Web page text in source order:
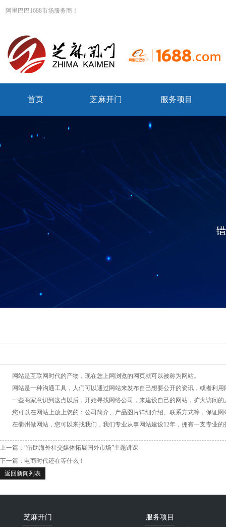
阿里巴巴1688市场服务商！
首页 芝麻开门 服务项目
网站是互联网时代的产物，现在您上网浏览的网页就可以被称为网站。
网站是一种沟通工具，人们可以通过网站来发布自己想要公开的资讯，或者利用
一些商家意识到这点以后，开始寻找网络公司，来建设自己的网站，扩大访问的
您可以在网站上放上您的：公司简介、产品图片详细介绍、联系方式等，保证网
在衢州做网站，您可以来找我们，我们专业从事网站建设12年，拥有一支专业的
上一篇： “借助海外社交媒体拓展国外市场”主题讲课
下一篇： 电商时代还在等什么！
返回新闻列表
芝麻开门 服务项目